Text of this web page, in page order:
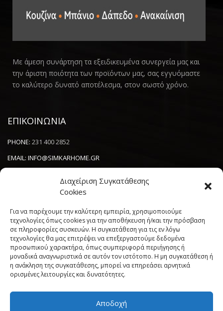
Διαχείριση Συγκατάθεσης
Cookies
Για να παρέχουμε την καλύτερη εμπειρία, χρησιμοποιούμε
τεχνολογίες όπως cookies για την αποθήκευση ή/και την πρόσβαση
σε πληροφορίες συσκευών. Η συγκατάθεση για τις εν λόγω
τεχνολογίες θα μας επιτρέψει να επεξεργαστούμε δεδομένα
προσωπικού χαρακτήρα, όπως συμπεριφορά περιήγησης ή
μοναδικά αναγνωριστικά σε αυτόν τον ιστότοπο. Η μη συγκατάθεση ή
η ανάκληση της συγκατάθεσης, μπορεί να επηρεάσει αρνητικά
ορισμένες λειτουργίες και δυνατότητες.
Αποδοχή
Με άμεση συνάρτηση τα εξειδικευμένα συνεργεία μας και
την άριστη ποιότητα των προϊόντων μας, σας εγγυόμαστε
το καλύτερο δυνατό αποτέλεσμα, στον σωστό χρόνο.
ΕΠΙΚΟΙΝΩΝΙΑ
PHONE: 231 400 2852
EMAIL: INFO@SIMKARHOME.GR
NEWSLETTER
----------------------